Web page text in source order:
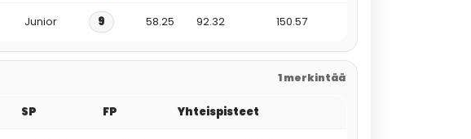
Junior 9 58.25 92.32 150.57
1 merkintää
SP FP Yhteispisteet